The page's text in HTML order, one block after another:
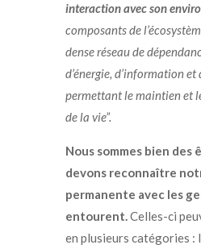
interaction avec son
composants de
dense réseau de
d’énergie, d’information et
permettant le maintien et
de la vie”.
Nous sommes bien des
devons reconnaître
permanente avec les
entourent.Celles-ci
en plusieurs catégories :